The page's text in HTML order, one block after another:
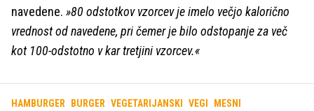
navedene. »80 odstotkov vzorcev je imelo večjo kalorično
vrednost od navedene, pri čemer je bilo odstopanje za več
kot 100-odstotno v kar tretjini vzorcev.«
HAMBURGER BURGER VEGETARIJANSKI VEGI MESNI